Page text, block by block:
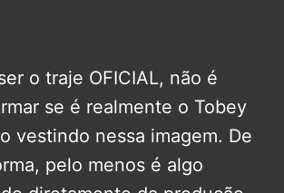
o traje OFICIAL, não é
se é realmente o Tobey
vestindo nessa imagem. De
pelo menos é algo